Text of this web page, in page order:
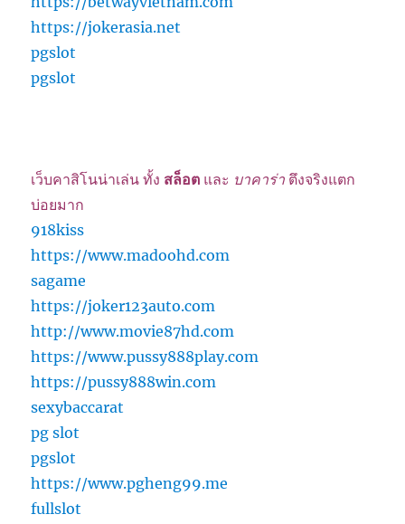
https://jokerasia.net
pgslot
pgslot
เว็บคาสิโนน่าเล่น ทั้ง สล็อต และ บาคาร่า ตึงจริงแตก
บ่อยมาก
918kiss
https://www.madoohd.com
sagame
https://joker123auto.com
http://www.movie87hd.com
https://www.pussy888play.com
https://pussy888win.com
sexybaccarat
pg slot
pgslot
https://www.pgheng99.me
fullslot